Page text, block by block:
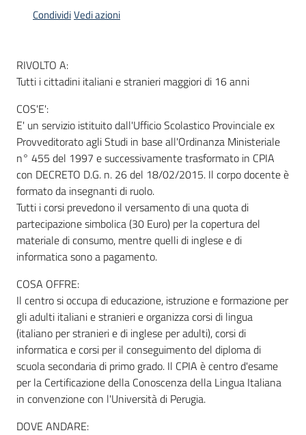
Informazioni
Newsletter
CondividiVedi azioni
RIVOLTO A:
Tutti i cittadini italiani e stranieri maggiori di 16 anni
COS'E':
E' un servizio istituito dall'Ufficio Scolastico Provinciale ex
Provveditorato agli Studi in base all'Ordinanza Ministeriale
n° 455 del 1997 e successivamente trasformato in CPIA
con DECRETO D.G. n. 26 del 18/02/2015. Il corpo docente è
formato da insegnanti di ruolo.
Tutti i corsi prevedono il versamento di una quota di
partecipazione simbolica (30 Euro) per la copertura del
materiale di consumo, mentre quelli di inglese e di
informatica sono a pagamento.
COSA OFFRE:
Il centro si occupa di educazione, istruzione e formazione per
gli adulti italiani e stranieri e organizza corsi di lingua
(italiano per stranieri e di inglese per adulti), corsi di
informatica e corsi per il conseguimento del diploma di
scuola secondaria di primo grado. Il CPIA è centro d'esame
per la Certificazione della Conoscenza della Lingua Italiana
in convenzione con l'Università di Perugia.
DOVE ANDARE: